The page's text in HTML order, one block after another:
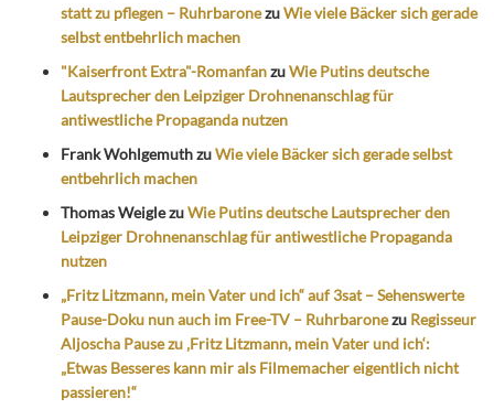
statt zu pflegen – RuhrbaronezuWie viele Bäcker sich gerade
selbst entbehrlich machen
"Kaiserfront Extra"-RomanfanzuWie Putins deutsche
Lautsprecher den Leipziger Drohnenanschlag für
antiwestliche Propaganda nutzen
Frank WohlgemuthzuWie viele Bäcker sich gerade selbst
entbehrlich machen
Thomas WeiglezuWie Putins deutsche Lautsprecher den
Leipziger Drohnenanschlag für antiwestliche Propaganda
nutzen
„Fritz Litzmann, mein Vater und ich“ auf 3sat – Sehenswerte
Pause-Doku nun auch im Free-TV – Ruhrbaronezu Regisseur
Aljoscha Pause zu ‚Fritz Litzmann, mein Vater und ich‘:
„Etwas Besseres kann mir als Filmemacher eigentlich nicht
passieren!“